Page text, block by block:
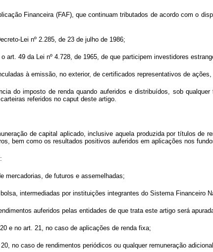
Financeira (FAF), que continuam tributados de acordo com o
Lei nº 2.285, de 23 de julho de 1986;
art. 49 da Lei nº 4.728, de 1965, de que participem investidores
à emissão, no exterior, de certificados representativos de
do imposto de renda quando auferidos e distribuídos, sob
referidos no caput deste artigo.
de capital aplicado, inclusive aquela produzida por títulos de
bem como os resultados positivos auferidos em aplicações nos
mercadorias, de futuros e assemelhadas;
intermediadas por instituições integrantes do Sistema Financeiro
auferidos pelas entidades de que trata este artigo será
e no art. 21, no caso de aplicações de renda fixa;
no caso de rendimentos periódicos ou qualquer remuneração